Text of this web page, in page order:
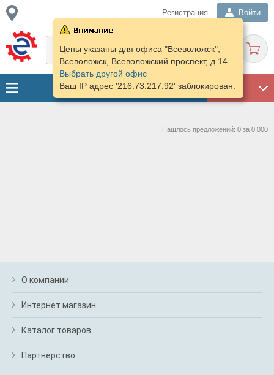
Регистрация Войти
ГАРАЖ
Цены указаны для офиса "Всеволожск",
Всеволожск, Всеволожский проспект, д.14.
Выбрать другой офис
Ваш IP адрес '216.73.217.92' заблокирован.
Нашлось предложений: 0 за 0.000
О компании
Интернет магазин
Каталог товаров
Партнерство